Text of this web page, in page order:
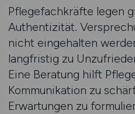
Pflegefachkräfte legen
Authentizität.
nicht eingehalten
langfristig zu
Eine Beratung hilft
Kommunikation zu
Erwartungen zu